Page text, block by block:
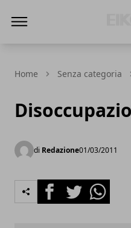
Home Senza categoria
di Redazione01/03/2011
FacebookTwitterWhatsapp